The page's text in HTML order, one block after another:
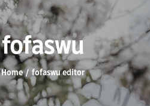
fofaswu
Home / fofaswu editor